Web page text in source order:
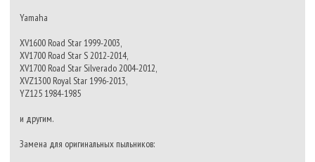
Yamaha
XV1600 Road Star 1999-2003,
XV1700 Road Star S 2012-2014,
XV1700 Road Star Silverado 2004-2012,
XVZ1300 Royal Star 1996-2013,
YZ125 1984-1985
и другим.
Замена для оригинальных пыльников: